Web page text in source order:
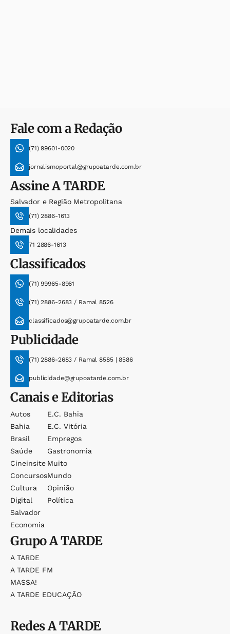
Fale com a Redação
(71) 99601-0020
jornalismoportal@grupoatarde.com.br
AssineA TARDE
Salvador e Região Metropolitana
(71) 2886-1613
Demais localidades
71 2886-1613
Classificados
(71) 99965-8961
(71) 2886-2683 / Ramal 8526
classificados@grupoatarde.com.br
Publicidade
(71) 2886-2683 / Ramal 8585 | 8586
publicidade@grupoatarde.com.br
Canais e Editorias
Autos
Bahia
Brasil
Saúde
Cineinsite
Concursos
Cultura
Digital
Salvador
Economia
E.c. Bahia
E.c. Vitória
Empregos
Gastronomia
Muito
Mundo
Opinião
Política
GrupoA TARDE
A TARDE
A TARDE FM
MASSA!
A TARDE EDUCAÇÃO
RedesA TARDE